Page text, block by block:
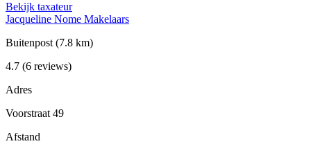
Bekijk taxateur
Jacqueline Nome Makelaars
Buitenpost (7.8 km)
4.7 (6 reviews)
Adres
Voorstraat 49
Afstand